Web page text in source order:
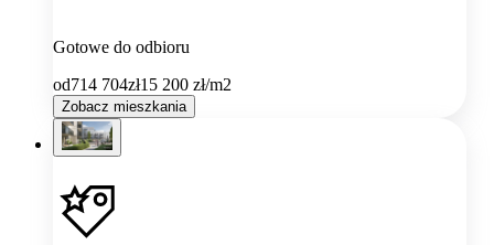
Gotowe do odbioru
od714 704zł15 200 zł/m2
Zobacz mieszkania